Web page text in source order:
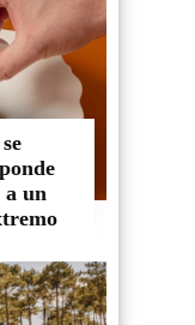
a un